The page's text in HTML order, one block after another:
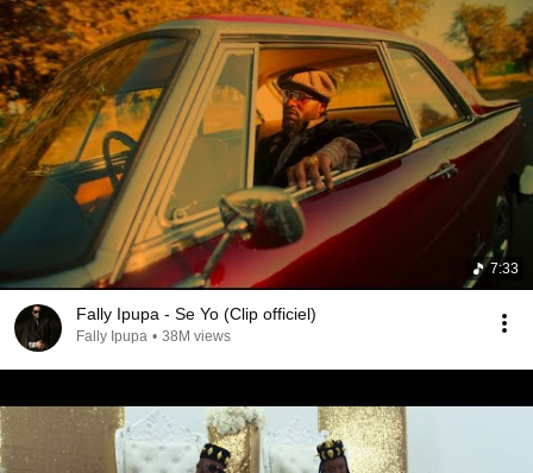
7:33
Fally Ipupa - Se Yo (Clip officiel)
Fally Ipupa • 38M views